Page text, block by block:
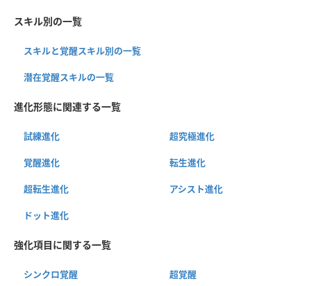
スキル別の一覧
スキルと覚醒スキル別の一覧
潜在覚醒スキルの一覧
進化形態に関連する一覧
試練進化 超究極進化
覚醒進化 転生進化
超転生進化 アシスト進化
ドット進化
強化項目に関する一覧
シンクロ覚醒 超覚醒